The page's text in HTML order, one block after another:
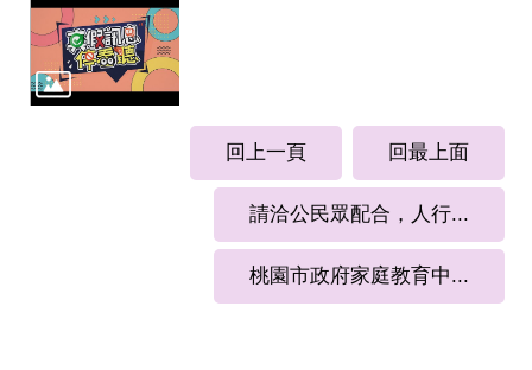
回上一頁 回最上面
請洽公民眾配合，人行...
桃園市政府家庭教育中...